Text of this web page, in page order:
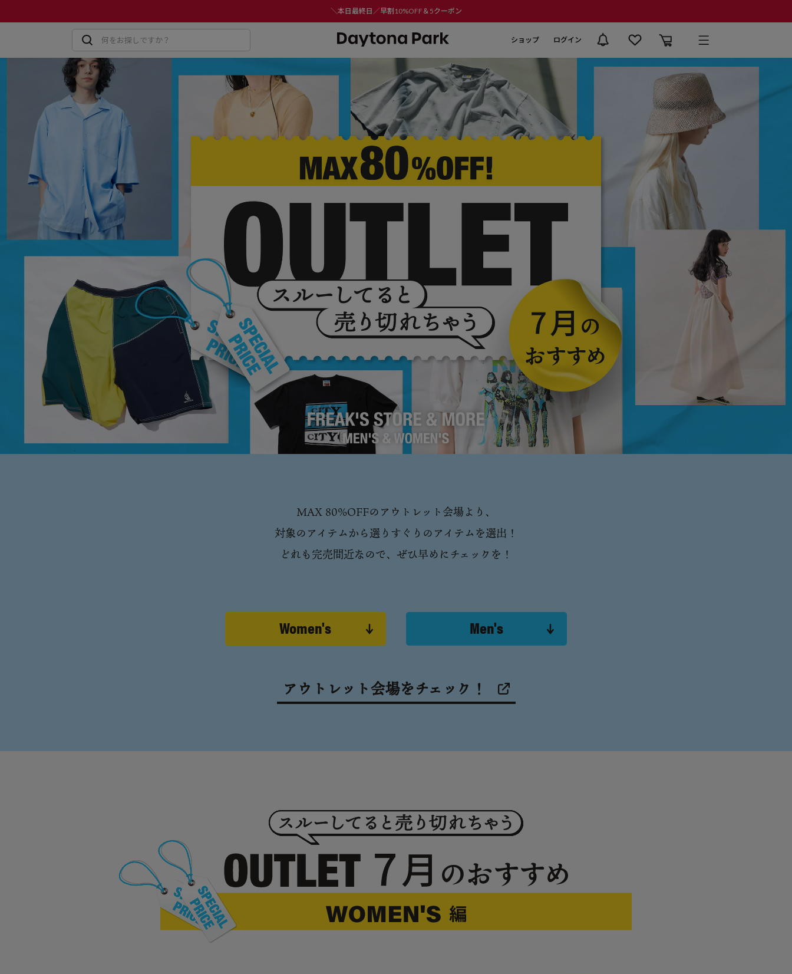
＼本日最終日／早割10%OFF＆5クーポン
ショップ ログイン
MAX 80%OFFのアウトレット会場より、
対象のアイテムから選りすぐりのアイテムを選出！
どれも完売間近なので、ぜひ早めにチェックを！
Women's Men's
アウトレット会場をチェック！